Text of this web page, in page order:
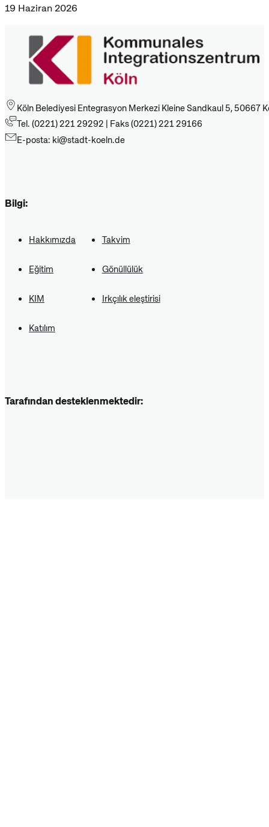
19 Haziran 2026
Köln Belediyesi Entegrasyon Merkezi Kleine Sandkaul 5, 50667
Tel. (0221) 221 29292 | Faks (0221) 221 29166
E-posta: ki@stadt-koeln.de
Bilgi:
Hakkımızda Takvim
Eğitim Gönüllülük
KIM Irkçılık eleştirisi
Katılım
Tarafından desteklenmektedir: